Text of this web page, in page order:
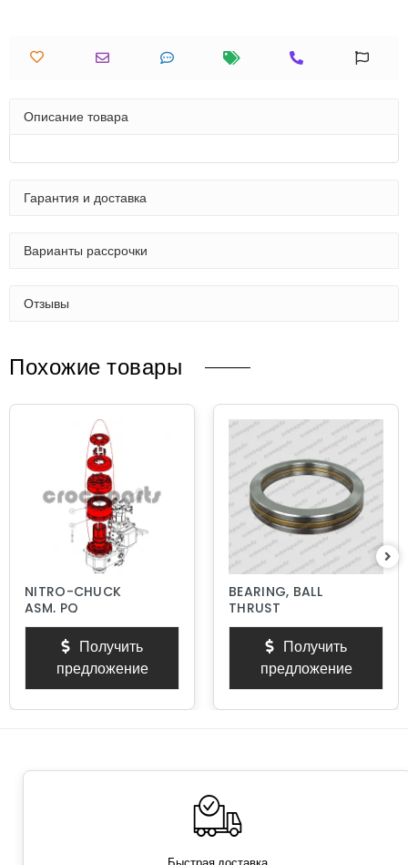
Описание товара
Гарантия и доставка
Варианты рассрочки
Отзывы
Похожие товары
NITRO-CHUCK
ASM, PQ
Получить
предложение
BEARING, BALL
THRUST
Получить
предложение